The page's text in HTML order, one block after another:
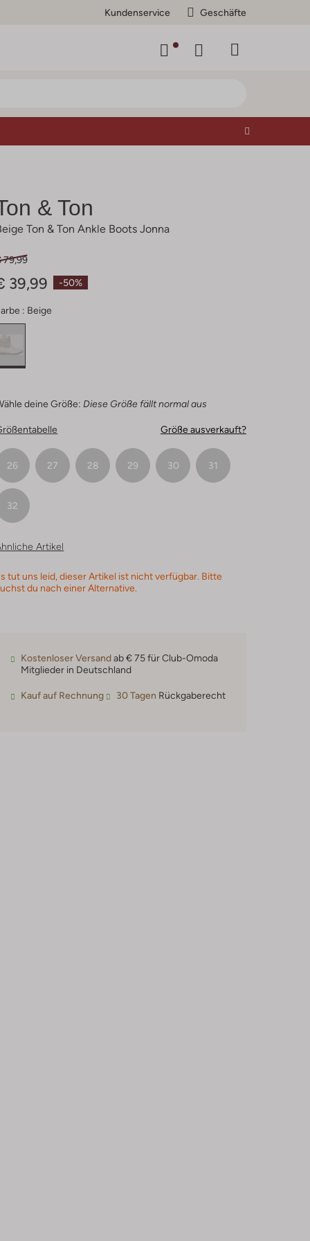
Kundenservice Geschäfte
& Ton
Ton & Ton Ankle Boots Jonna
-50%
79,99
39,99
: Beige
deine Größe: Diese Größe fällt normal aus
Größe ausverkauft?
26 27 28 29 30 31
32
Artikel
tut uns leid, dieser Artikel ist nicht verfügbar. Bitte
du nach einer Alternative.
Kostenloser Versandab € 75 für Club-Omoda
Mitglieder in Deutschland
Kauf auf Rechnung 30 Tagen Rückgaberecht